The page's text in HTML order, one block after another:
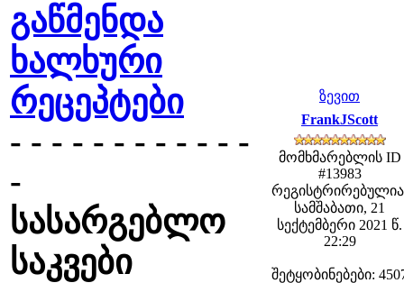
გაწმენდა
ხალხური
რეცეპტები
- - - - - - - - - - - -
-
სასარგებლო
საკვები
ზევით
FrankJScott
მომხმარებლის ID
#13983
სამშაბათი, 21
სექტემბერი 2021 წ.
22:29
შეტყობინებები: